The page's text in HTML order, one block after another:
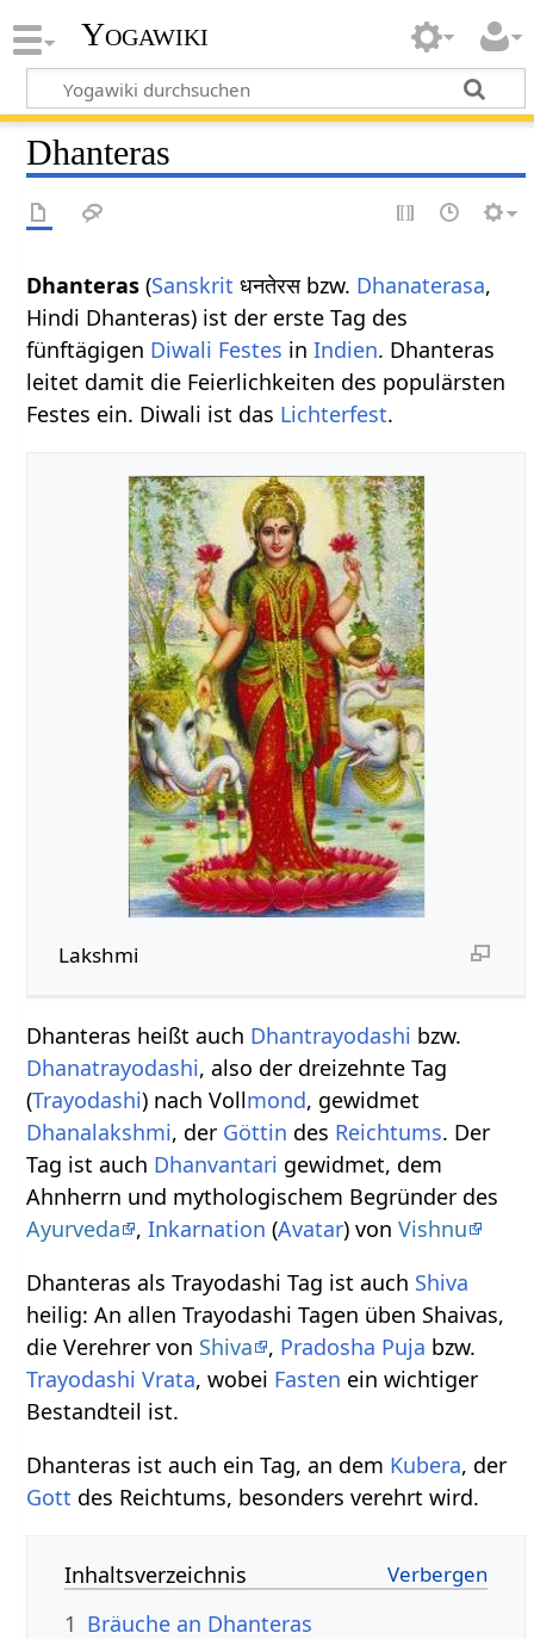
Yogawiki
Dhanteras
Dhanteras (Sanskrit धनतेरस bzw. Dhanaterasa,
Hindi Dhanteras) ist der erste Tag des
fünftägigen Diwali Festes inIndien. Dhanteras
leitet damit die Feierlichkeiten des populärsten
Festes ein. Diwali ist das Lichterfest.
Lakshmi
Dhanteras heißt auch Dhantrayodashi bzw.
Dhanatrayodashi, also der dreizehnte Tag
(Trayodashi) nach Vollmond, gewidmet
Dhanalakshmi, der Göttin des Reichtums. Der
Tag ist auch Dhanvantari gewidmet, dem
Ahnherrn und mythologischem Begründer des
Ayurveda
,Inkarnation (Avatar) vonVishnu
Dhanteras als Trayodashi Tag ist auch Shiva
heilig: An allen Trayodashi Tagen üben Shaivas,
die Verehrer von Shiva , Pradosha Puja bzw.
Trayodashi Vrata, wobei Fasten ein wichtiger
Bestandteil ist.
Dhanteras ist auch ein Tag, an dem Kubera, der
Gott des Reichtums, besonders verehrt wird.
Inhaltsverzeichnis
1 Bräuche an Dhanteras